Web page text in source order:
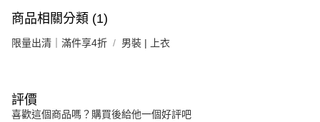
商品相關分類 (1)
限量出清｜滿件享4折 男裝 | 上衣
評價
喜歡這個商品嗎？購買後給他一個好評吧